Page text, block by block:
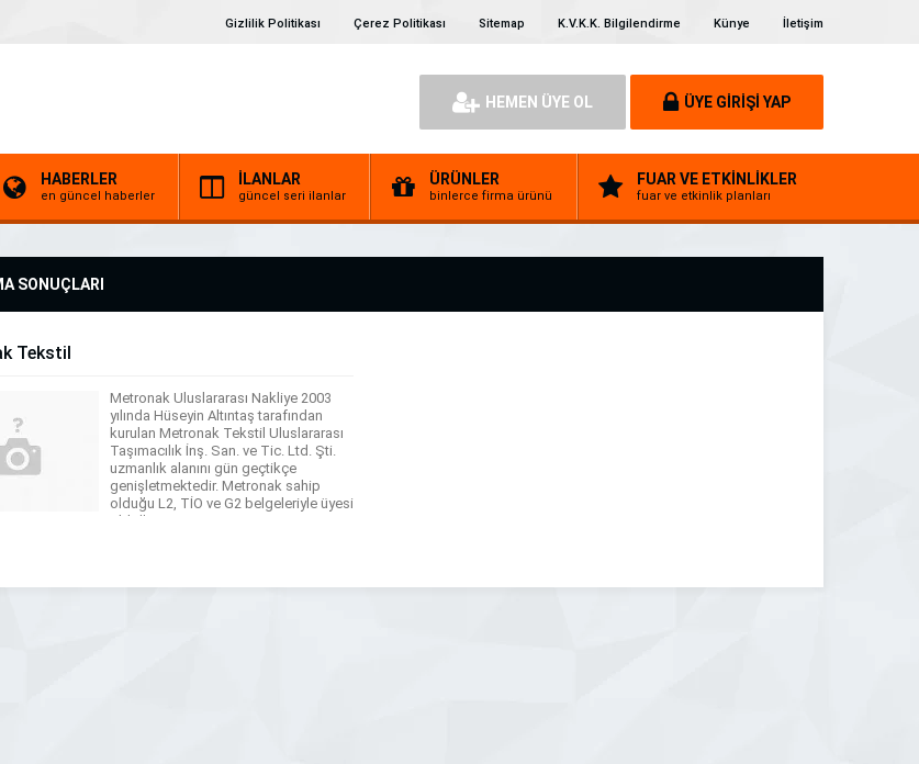
Gizlilik Politikası Çerez Politikası Sitemap K.V.K.K. Bilgilendirme Künye İletişim
HEMEN ÜYE OL ÜYE GİRİŞİ YAP
HABERLER
en güncel haberler
İLANLAR
güncel seri ilanlar
ÜRÜNLER
binlerce firma ürünü
FUAR VE ETKİNLİKLER
fuar ve etkinlik planları
SONUÇLARI
Tekstil
Metronak Uluslararası Nakliye 2003
yılında Hüseyin Altıntaş tarafından
kurulan Metronak Tekstil Uluslararası
Taşımacılık İnş. San. ve Tic. Ltd. Şti.
uzmanlık alanını gün geçtikçe
genişletmektedir. Metronak sahip
olduğu L2, TİO ve G2 belgeleriyle üyesi
olduğu UND, Mersin Ticaret ve Sanayi
yönelik […]